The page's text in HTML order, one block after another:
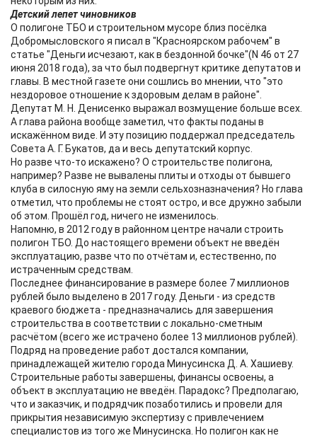
Детский лепет чиновников
О полигоне ТБО и строительном мусоре близ посёлка
Добромысловского я писал в "Красноярском рабочем" в
статье "Деньги исчезают, как в бездонной бочке"(N 46 от 27
июня 2018 года), за что был подвергнут критике депутатов и
главы. В местной газете они сошлись во мнении, что "это
нездоровое отношение к здоровым делам в районе".
Депутат М. Н. Денисенко выражал возмущение больше всех.
А глава района вообще заметил, что факты поданы в
искажённом виде. И эту позицию поддержал председатель
Совета А. Г. Букатов, да и весь депутатский корпус.
Но разве что-то искажено? О строительстве полигона,
например? Разве не вывалены плиты и отходы от бывшего
клуба в силосную яму на земли сельхозназначения? Но глава
отметил, что проблемы не стоят остро, и все дружно забыли
об этом. Прошёл год, ничего не изменилось.
Напомню, в 2012 году в районном центре начали строить
полигон ТБО. До настоящего времени объект не введён
эксплуатацию, разве что по отчётам и, естественно, по
истраченным средствам.
Последнее финансирование в размере более 7 миллионов
рублей было выделено в 2017 году. Деньги - из средств
краевого бюджета - предназначались для завершения
строительства в соответствии с локально-сметным
расчётом (всего же истрачено более 13 миллионов рублей).
Подряд на проведение работ достался компании,
принадлежащей жителю города Минусинска Д. А. Хашиеву.
Строительные работы завершены, финансы освоены, а
объект в эксплуатацию не введён. Парадокс? Предполагаю,
что и заказчик, и подрядчик позаботились и провели для
прикрытия независимую экспертизу с привлечением
специалистов из того же Минусинска. Но полигон как не